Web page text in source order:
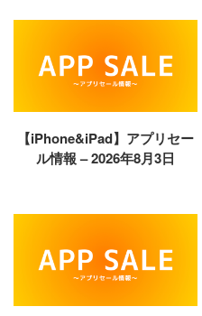
【iPhone&iPad】アプリセー
ル情報 – 2026年8月3日